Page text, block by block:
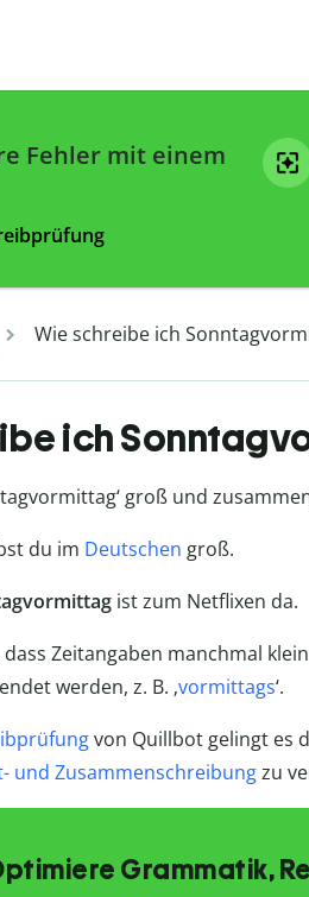
Fehler mit einem
Wie schreibe ich
ich
groß und
du im Deutschen groß.
ist zum Netflixen da.
Zeitangaben manchmal
werden, z. B. ‚vormittags‘.
von Quillbot gelingt es
und Zusammenschreibungzu
Grammatik,